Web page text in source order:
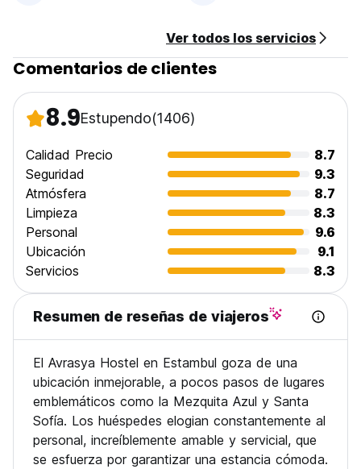
Ver todos los servicios
Comentarios de clientes
8.9Estupendo(1406)
Calidad Precio
8.7
Seguridad
9.3
Atmósfera
8.7
Limpieza
8.3
Personal
9.6
Ubicación
9.1
Servicios
8.3
Resumen de reseñas de viajeros
El Avrasya Hostel en Estambul goza de una
ubicación inmejorable, a pocos pasos de lugares
emblemáticos como la Mezquita Azul y Santa
Sofía. Los huéspedes elogian constantemente al
personal, increíblemente amable y servicial, que
se esfuerza por garantizar una estancia cómoda.